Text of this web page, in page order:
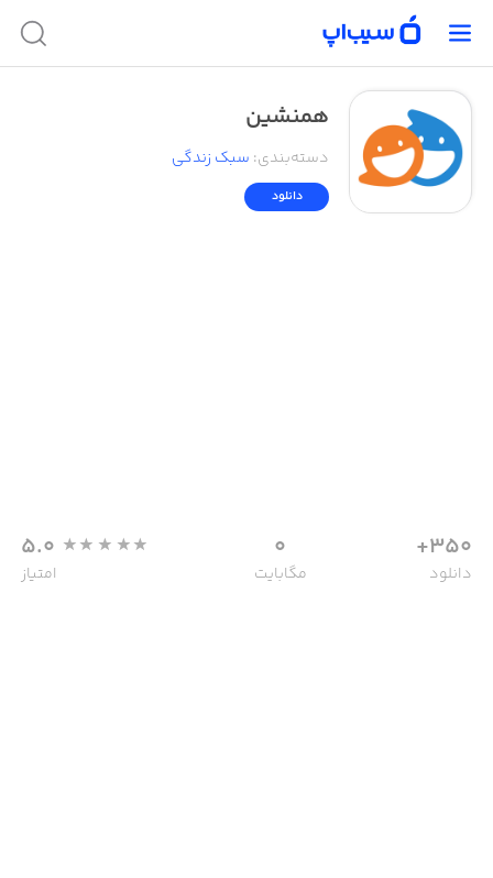
همنشین
دسته‌بندی: سبک زندگی
دانلود
350+
دانلود
0
مگابایت
5.0
امتیاز